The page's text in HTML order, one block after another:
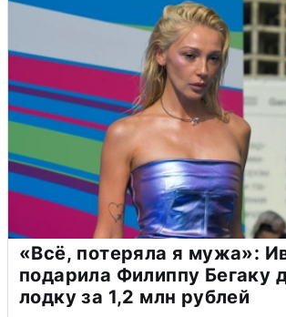
«Всё, потеряла я мужа»:
подарила Филиппу Бегаку
лодку за 1,2 млн рублей